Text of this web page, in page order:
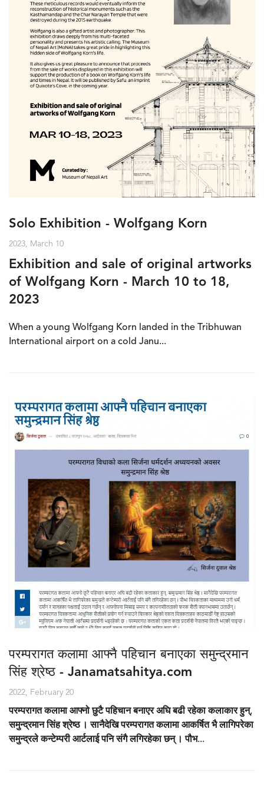
Solo Exhibition - Wolfgang Korn
2023, March 10
Exhibition and sale of original artworks
of Wolfgang Korn - March 10 to 18,
2023
When a young Wolfgang Korn landed in the Tribhuwan
International airport on a cold Janu...
परम्परागत कलामा आफ्नै पहिचान बनाएका समुन्द्रमान
सिंह श्रेष्ठ - Janamatsahitya.com
2022, February 20
परम्परागत कलामा आफ्नो छुटै पहिचान बनाएर अघि बढी रहेका कलाकार हुन्,
समुन्द्रमान सिंह श्रेष्ठ । सानैदेखि परम्परागत कलामा आकर्षित भै लागिपरेका
समुन्द्रले कन्टेम्परी आर्टलाई पनि संगै लगिरहेका छन् । पौभ...